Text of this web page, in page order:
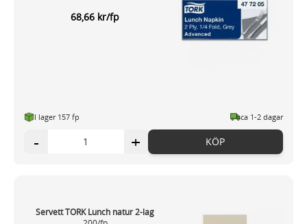
68,66 kr/fp
I lager 157 fp ca 1-2 dagar
- + KÖP
Servett TORK Lunch natur 2-lag